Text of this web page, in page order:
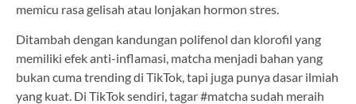
memicu rasa gelisah atau lonjakan hormon stres.
Ditambah dengan kandungan polifenol dan klorofil yang
memiliki efek anti-inflamasi, matcha menjadi bahan yang
bukan cuma trending di TikTok, tapi juga punya dasar ilmiah
yang kuat. Di TikTok sendiri, tagar #matcha sudah meraih